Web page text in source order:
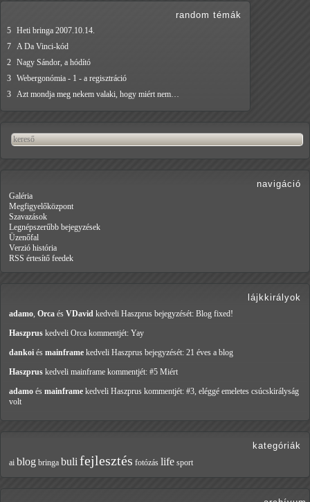
random témák
5 Heti bringa 2007.10.14.
7 A Da Vinci-kód
2 Nagy Sándor, a hódító
3 Webergonómia - 1 - a regisztráció
3 Azt mondja meg nekem valaki, hogy miért nem…
navigáció
Galéria
Megfigyelőközpont
Szavazások
Legnépszerűbb bejegyzések
Üzenőfal
Verzió história
RSS értesítő feedek
lájkkirályok
adamo, Orca és VDavid kedveli Haszprus bejegyzését: Blog fixed!
Haszprus kedveli Orca kommentjét: Yay
dankoi és mainframe kedveli Haszprus bejegyzését: 21 éves a blog
Haszprus kedveli mainframe kommentjét: #5 Miért
adamo és mainframe kedveli Haszprus kommentjét: #3, eléggé emeletes csúcskirályság
volt
kategóriák
ai blog bringa bulifejlesztés fotózás life sport